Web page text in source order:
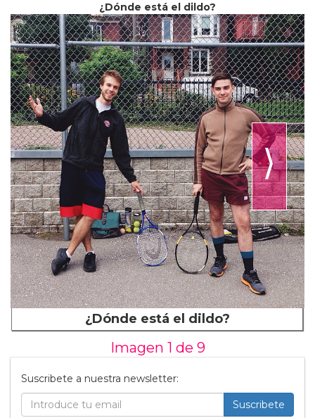
¿Dónde está el dildo?
⟩
¿Dónde está el dildo?
Imagen 1 de 9
Suscribete a nuestra newsletter:
Suscribete